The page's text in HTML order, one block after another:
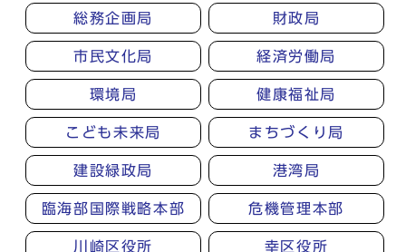
総務企画局 財政局
市民文化局 経済労働局
環境局 健康福祉局
こども未来局 まちづくり局
建設緑政局 港湾局
臨海部国際戦略本部 危機管理本部
川崎区役所 幸区役所